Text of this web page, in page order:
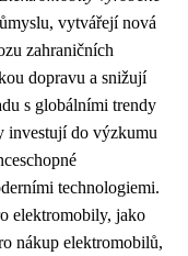
vytvářejí nová
zahraničních
dopravu a snižují
s globálními trendy
investují do výzkumu
technologiemi.
elektromobily, jako
nákup elektromobilů,